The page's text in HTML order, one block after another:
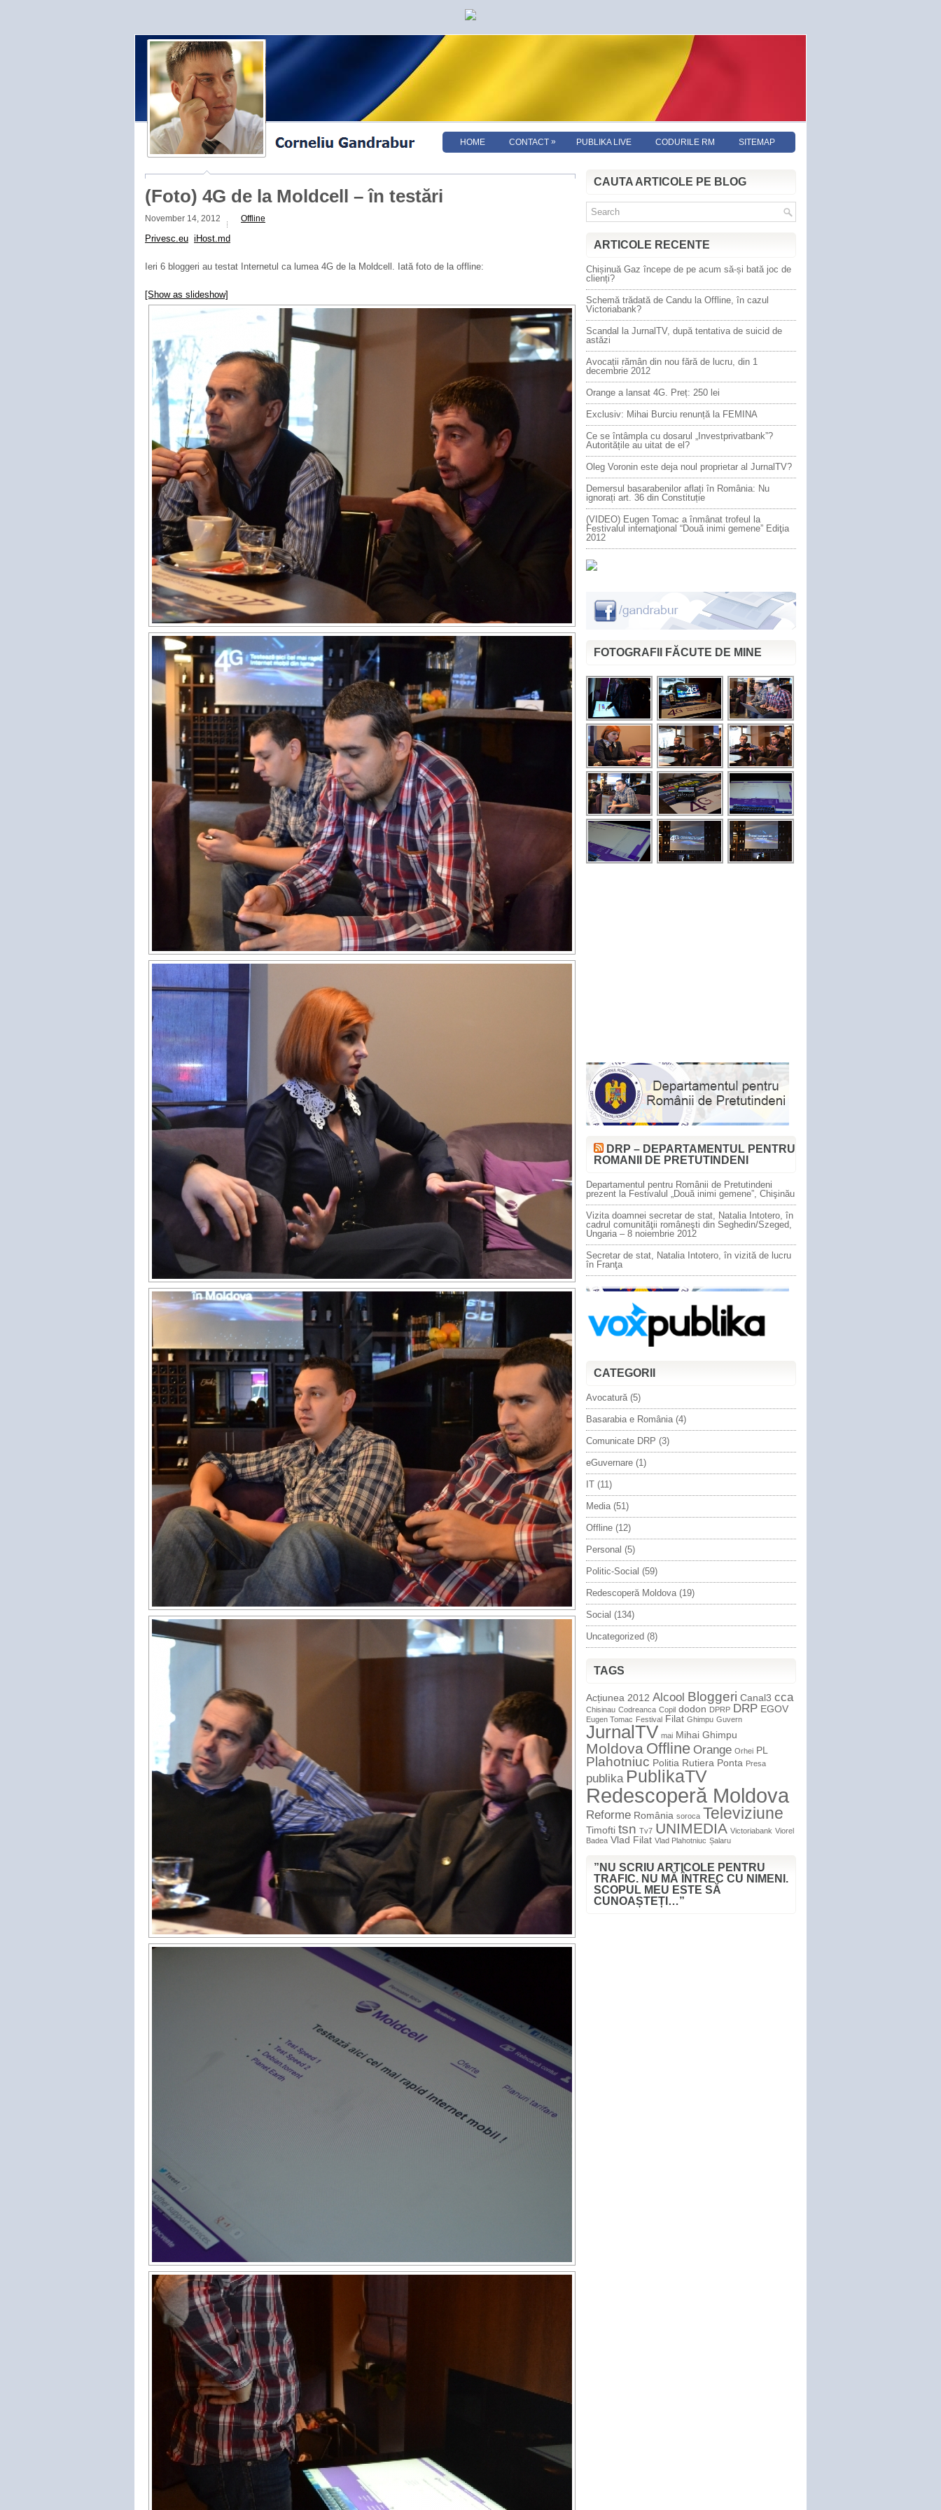
HOME CONTACT » PUBLIKA LIVE CODURILE RM SITEMAP
(Foto) 4G de la Moldcell – în testări
November 14, 2012 Offline
Privesc.eu iHost.md
Ieri 6 bloggeri au testat Internetul ca lumea 4G de la Moldcell. Iată foto de la offline:
[Show as slideshow]
CAUTA ARTICOLE PE BLOG
ARTICOLE RECENTE
Chișinuă Gaz începe de pe acum să-și bată joc de
clienți?
Schemă trădată de Candu la Offline, în cazul
Victoriabank?
Scandal la JurnalTV, după tentativa de suicid de
astăzi
Avocații rămân din nou fără de lucru, din 1
decembrie 2012
Orange a lansat 4G. Preț: 250 lei
Exclusiv: Mihai Burciu renunță la FEMINA
Ce se întâmpla cu dosarul „Investprivatbank”?
Autoritățile au uitat de el?
Oleg Voronin este deja noul proprietar al JurnalTV?
Demersul basarabenilor aflați în România: Nu
ignorați art. 36 din Constituție
(VIDEO) Eugen Tomac a înmânat trofeul la
Festivalul internaţional “Două inimi gemene” Ediţia
2012
FOTOGRAFII FĂCUTE DE MINE
DRP – DEPARTAMENTUL PENTRU
ROMANII DE PRETUTINDENI
Departamentul pentru Românii de Pretutindeni
prezent la Festivalul „Două inimi gemene”, Chişinău
Vizita doamnei secretar de stat, Natalia Intotero, în
cadrul comunităţii româneşti din Seghedin/Szeged,
Ungaria – 8 noiembrie 2012
Secretar de stat, Natalia Intotero, în vizită de lucru
în Franţa
CATEGORII
Avocatură(5)
Basarabia e România(4)
Comunicate DRP (3)
eGuvernare (1)
IT (11)
Media(51)
Offline (12)
Personal (5)
Politic-Social (59)
Redescoperă Moldova(19)
Social (134)
Uncategorized (8)
TAGS
Acțiunea 2012 Alcool Bloggeri Canal3 cca
Chisinau Codreanca Copil dodon DPRP DRP EGOV
Eugen Tomac Festival Filat Ghimpu Guvern
JurnalTV mai Mihai Ghimpu
Moldova Offline Orange Orhei PL
Plahotniuc Politia Rutiera Ponta Presa
publika PublikaTV
Redescoperă Moldova
Reforme România soroca Televiziune
Timofti tsn Tv7 UNIMEDIA Victoriabank Viorel
Badea Vlad Filat Vlad Plahotniuc Șalaru
”NU SCRIU ARTICOLE PENTRU
TRAFIC. NU MĂ ÎNTREC CU NIMENI.
SCOPUL MEU ESTE SĂ
CUNOAȘTEȚI…”